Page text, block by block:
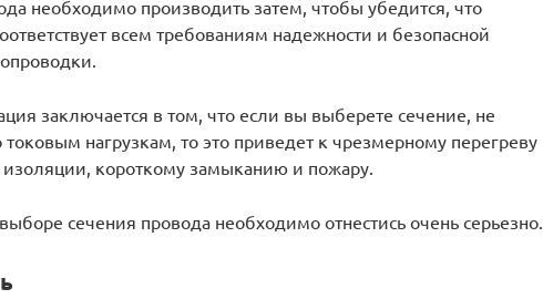
необходимо производить затем, чтобы убедится, что
всем требованиям надежности и безопасной
заключается в том, что если вы выберете сечение, не
токовым нагрузкам, то это приведет к чрезмерному перегреву
короткому замыканию и пожару.
сечения провода необходимо отнестись очень серьезно.